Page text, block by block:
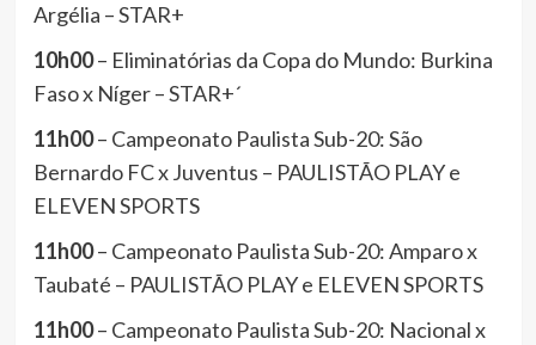
Argélia – STAR+
10h00– Eliminatórias da Copa do Mundo: Burkina
Faso x Níger – STAR+´
11h00– Campeonato Paulista Sub-20: São
Bernardo FC x Juventus – PAULISTÃO PLAY e
ELEVEN SPORTS
11h00– Campeonato Paulista Sub-20: Amparo x
Taubaté – PAULISTÃO PLAY e ELEVEN SPORTS
11h00– Campeonato Paulista Sub-20: Nacional x